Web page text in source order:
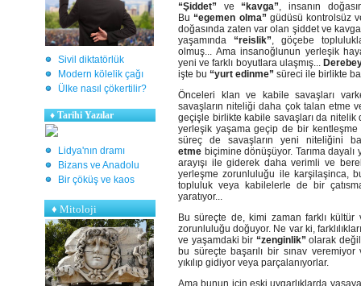
Sivil diktatörlük
Modern kölelik çağı
Ülke nasıl çökertilir?
♦ Tarihi Yazılar
Lidya'nın dramı
Bizans ve Anadolu
Bir çöküş ve kaos
♦Mitoloji
“Şiddet” ve“kavga”, insanın
Bu “egemen olma”güdüsü kontrolsüz
doğasında zaten var olan şiddet ve
yaşamında“reislik”, göçebe
olmuş...Ama insanoğlunun yerleşik
yeni ve farklı boyutlara ulaşmış...
işte bu “yurt edinme” süreci ile birlikte
Önceleri klan ve kabile savaşları
savaşların niteliği daha çok talan etme
geçişle birlikte kabile savaşları da nitelik
yerleşik yaşama geçip de bir
süreç de savaşların yeni niteliğini
etme biçimine dönüşüyor. Tarıma
arayışı ile giderek daha verimli ve
yerleşme zorunluluğu ile karşilaşinca,
topluluk veya kabilelerle de bir
yaratıyor...
Bu süreçte de, kimi zaman farklı
zorunluluğu doğuyor. Ne var ki,
ve yaşamdaki bir “zenginlik”olarak
bu süreçte başarılı bir sınav
yıkılıp gidiyor veya parçalanıyorlar.
Ama bunun için eski uygarlıklarda